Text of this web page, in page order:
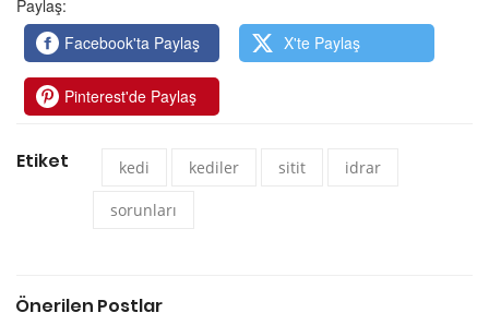
Paylaş:
Facebook'ta Paylaş
X'te Paylaş
Pinterest'de Paylaş
Etiket kedi kediler sitit idrar
sorunları
Önerilen Postlar